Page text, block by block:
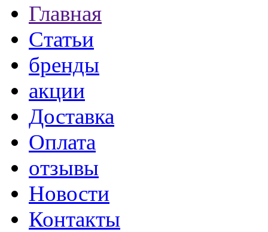
Главная
Статьи
бренды
акции
Доставка
Оплата
отзывы
Новости
Контакты